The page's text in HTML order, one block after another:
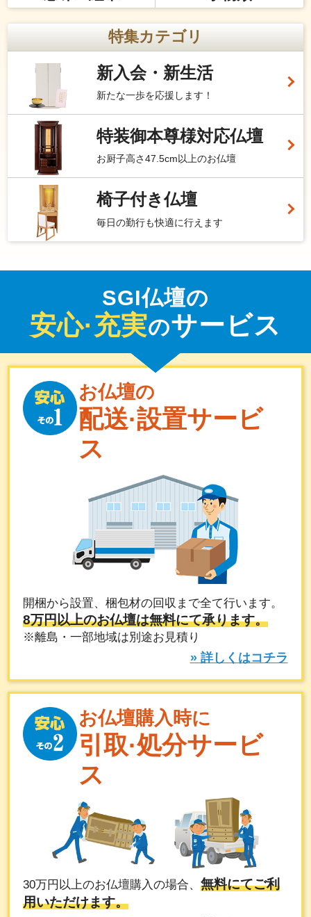
特集カテゴリ
新入会・新生活
新たな一歩を応援します！
特装御本尊様対応仏壇
お厨子高さ47.5cm以上のお仏壇
椅子付き仏壇
毎日の勤行も快適に行えます
SGI仏壇の
安心·充実のサービス
お仏壇の
配送·設置サービ
ス
開梱から設置、梱包材の回収まで全て行います。
8万円以上のお仏壇は無料にて承ります。
※離島・一部地域は別途お見積り
» 詳しくはコチラ
お仏壇購入時に
引取·処分サービ
ス
30万円以上のお仏壇購入の場合、無料にてご利
用いただけます。